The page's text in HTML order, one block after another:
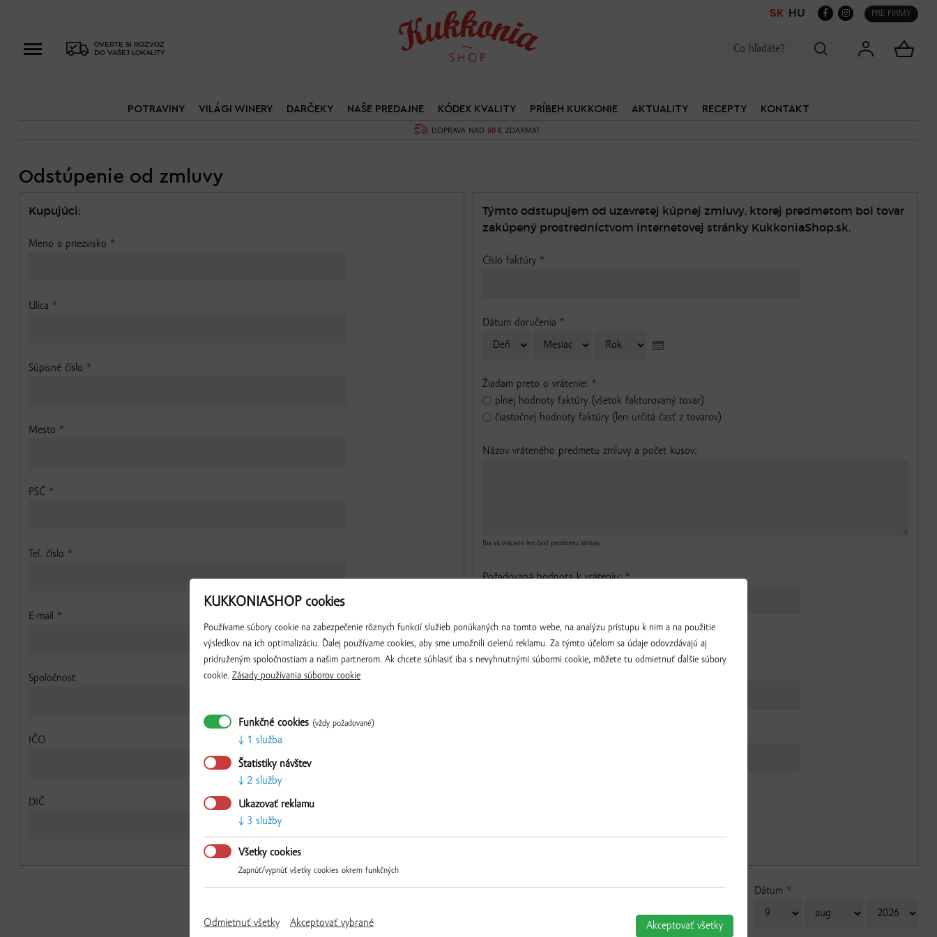
PRE FIRMY
OVERTE SI ROZVOZ
DO VAŠEJ LOKALITY
SK HU
DOPRAVA NAD60 € ZDARMA!
POTRAVINY VILÁGI WINERY DARČEKY NAŠE PREDAJNE KÓDEX KVALITY PRÍBEH KUKKONIE AKTUALITY RECEPTY KONTAKT
Odstúpenie od zmluvy
Kupujúci:
Meno a priezvisko *
Ulica *
Súpisné číslo *
Mesto *
PSČ *
Tel. číslo *
E-mail *
Spoločnosť
IČO
DIČ
Týmto odstupujem od uzavretej kúpnej zmluvy, ktorej predmetom bol tovar
zakúpený prostredníctvom internetovej stránky KukkoniaShop.sk.
Číslo faktúry*
Dátum doručenia*
Deň
Mesiac Rok
Žiadam preto o vrátenie:*
plnej hodnoty faktúry (všetok fakturovaný tovar)
čiastočnej hodnoty faktúry (len určitá časť z tovarov)
Názov vráteného predmetu zmluvy a počet kusov:
Iba ak vraciate len časť predmetu zmluvy.
Požadovaná hodnota k vráteniu:*
Prosím o poukázanie predmetnej čiastky na uvedené č. účtu:
V* Dátum*
Deň
Rok
KUKKONIASHOP cookies
Používame súbory cookie na zabezpečenie rôznych funkcií služieb ponúkaných na tomto webe, na analýzu prístupu k nim a na použitie
výsledkov na ich optimalizáciu. Ďalej používame cookies, aby sme umožnili cielenú reklamu. Za týmto účelom sa údaje odovzdávajú aj
pridruženým spoločnostiam a našim partnerom. Ak chcete súhlasiť iba s nevyhnutnými súbormi cookie, môžete tu odmietnuť ďalšie súbory
cookie. Zásady používania súborov cookie
Funkčné cookies (vždy požadované)
1 služba
Štatistiky návštev
2 služby
Ukazovať reklamu
3 služby
Všetky cookies
Zapnúť/vypnúť všetky cookies okrem funkčných
Odmietnuť všetky Akceptovať vybrané Akceptovať všetky